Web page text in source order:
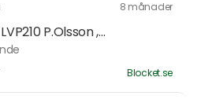
8 månader
P.Olsson ,...
Blocket.se